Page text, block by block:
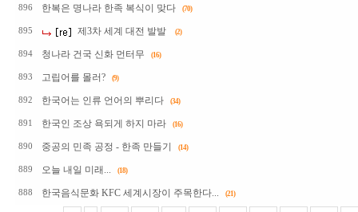
896 한복은 명나라 한족 복식이 맞다 (70)
895 제3차 세계 대전 발발 (2)
894 청나라 건국 신화 먼터무 (16)
893 고립어를 몰러? (9)
892 한국어는 인류 언어의 뿌리다 (34)
891 한국인 조상 욕되게 하지 마라 (16)
890 중공의 민족 공정 - 한족 만들기 (14)
889 오늘 내일 미래... (18)
888 한국음식문화 KFC 세계시장이 주목한다... (21)